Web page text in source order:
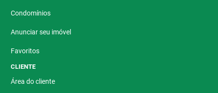
Condomínios
Anunciar seu imóvel
Favoritos
CLIENTE
Área do cliente